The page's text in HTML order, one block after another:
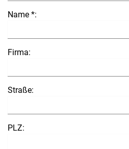
Name *:
Firma:
Straße:
PLZ: